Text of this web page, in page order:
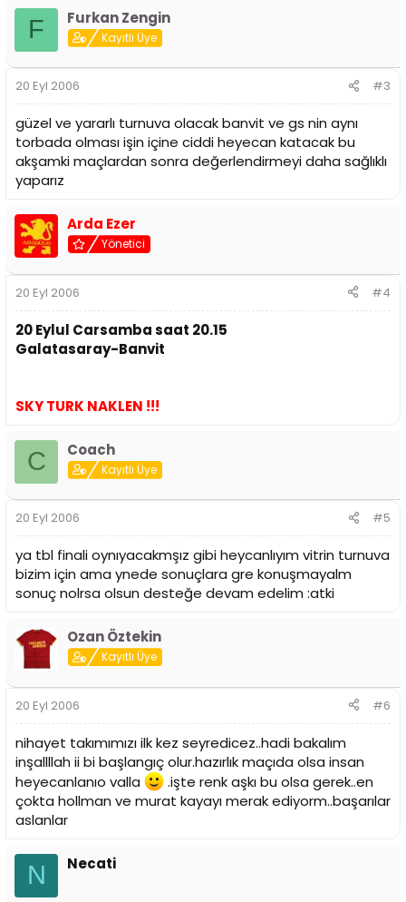
F Furkan Zengin
Kayıtlı Üye
20 Eyl 2006 #3
güzel ve yararlı turnuva olacak banvit ve gs nin aynı
torbada olması işin içine ciddi heyecan katacak bu
akşamki maçlardan sonra değerlendirmeyi daha sağlıklı
yaparız
Arda Ezer
Yönetici
20 Eyl 2006 #4
20 Eylul Carsamba saat 20.15
Galatasaray-Banvit
SKY TURK NAKLEN !!!
C Coach
Kayıtlı Üye
20 Eyl 2006 #5
ya tbl finali oynıyacakmşız gibi heycanlıyım vitrin turnuva
bizim için ama ynede sonuçlara gre konuşmayalm
sonuç nolrsa olsun desteğe devam edelim :atki
Ozan Öztekin
Kayıtlı Üye
20 Eyl 2006 #6
nihayet takımımızı ilk kez seyredicez..hadi bakalım
inşallllah ii bi başlangıç olur.hazırlık maçıda olsa insan
heyecanlanıo valla
.işte renk aşkı bu olsa gerek..en
çokta hollman ve murat kayayı merak ediyorm..başarılar
aslanlar
N Necati